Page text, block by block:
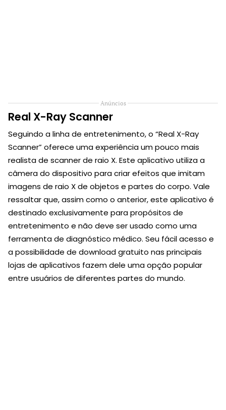
Anúncios
Real X-Ray Scanner
Seguindo a linha de entretenimento, o “Real X-Ray
Scanner” oferece uma experiência um pouco mais
realista de scanner de raio X. Este aplicativo utiliza a
câmera do dispositivo para criar efeitos que imitam
imagens de raio X de objetos e partes do corpo. Vale
ressaltar que, assim como o anterior, este aplicativo é
destinado exclusivamente para propósitos de
entretenimento e não deve ser usado como uma
ferramenta de diagnóstico médico. Seu fácil acesso e
a possibilidade de download gratuito nas principais
lojas de aplicativos fazem dele uma opção popular
entre usuários de diferentes partes do mundo.